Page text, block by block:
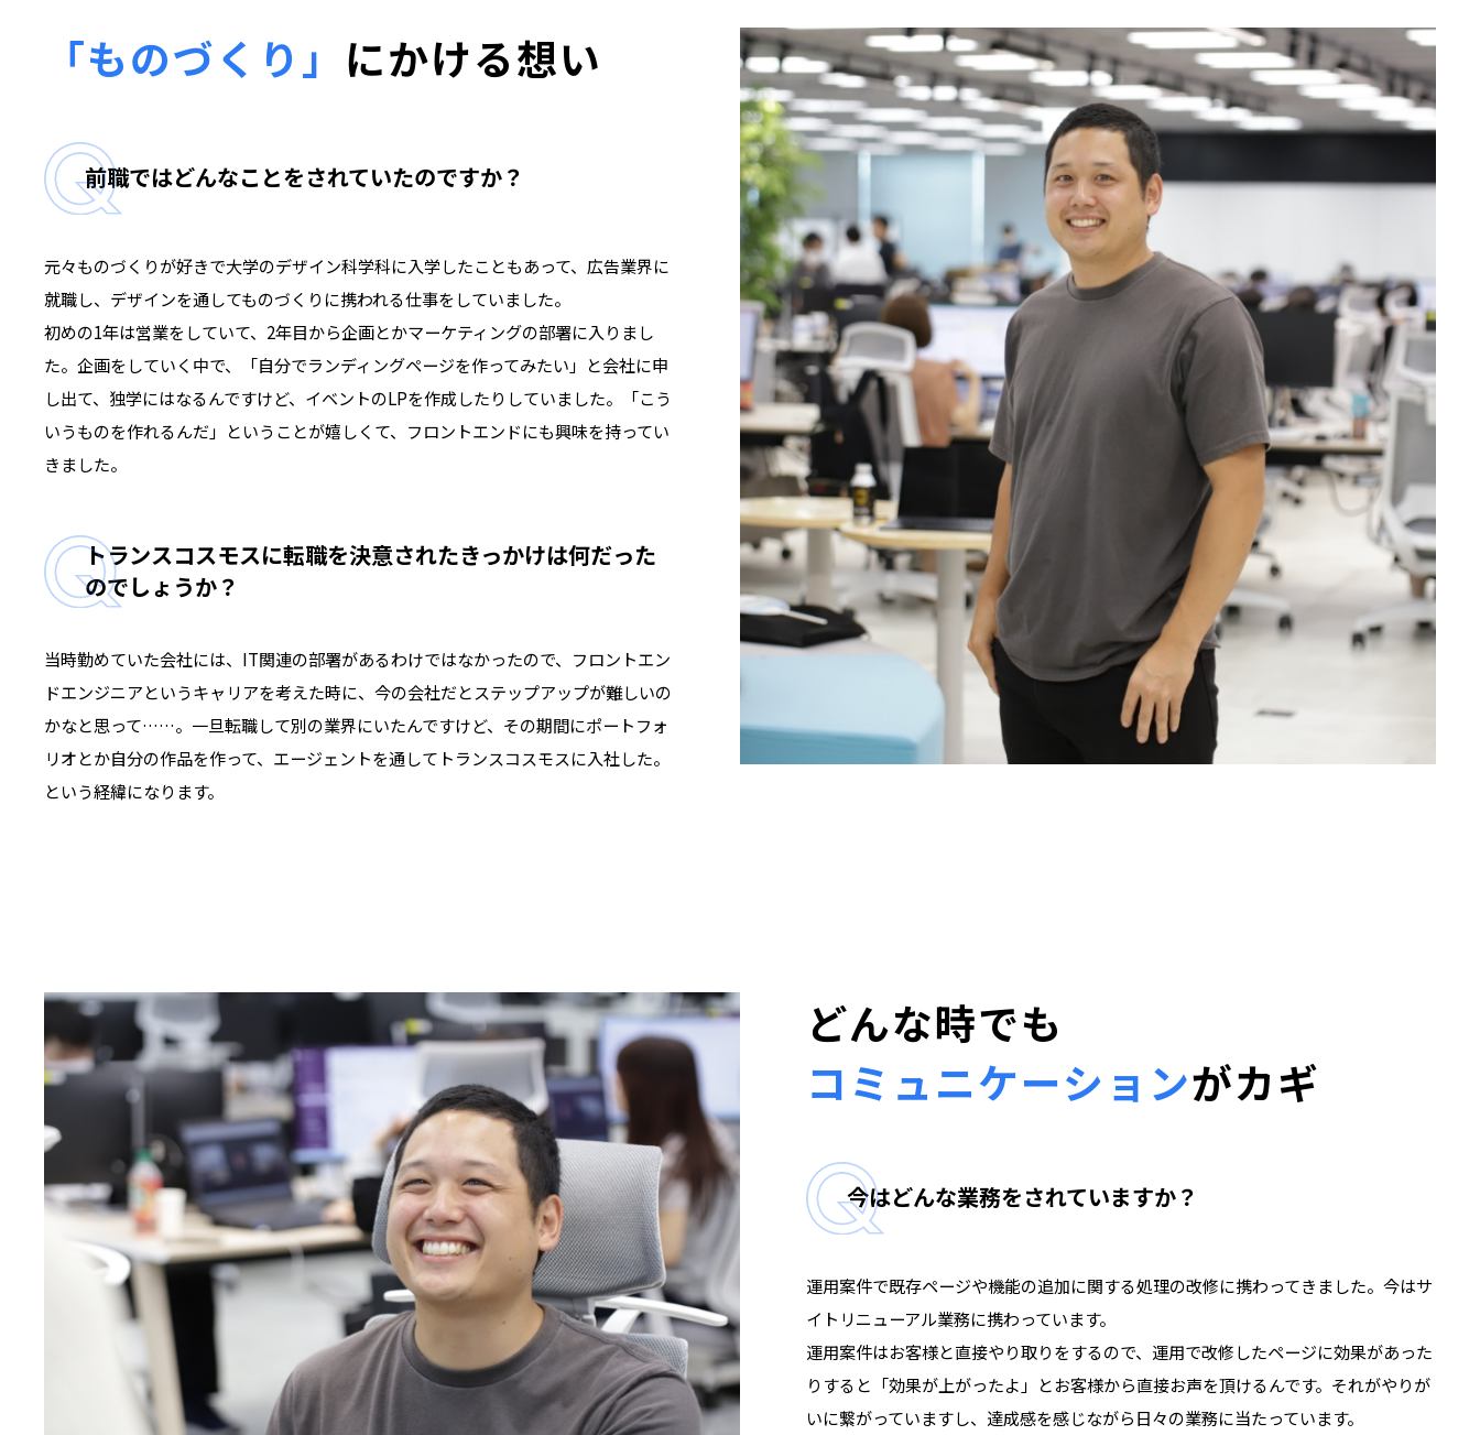
「ものづくり」 にかける想い
前職ではどんなことをされていたのですか？
元々ものづくりが好きで大学のデザイン科学科に入学したこともあって、広告業界に
就職し、デザインを通してものづくりに携われる仕事をしていました。
初めの1年は営業をしていて、2年目から企画とかマーケティングの部署に入りまし
た。企画をしていく中で、「自分でランディングページを作ってみたい」と会社に申
し出て、独学にはなるんですけど、イベントのLPを作成したりしていました。「こう
いうものを作れるんだ」ということが嬉しくて、フロントエンドにも興味を持ってい
きました。
トランスコスモスに転職を決意されたきっかけは何だった
のでしょうか？
当時勤めていた会社には、IT関連の部署があるわけではなかったので、フロントエン
ドエンジニアというキャリアを考えた時に、今の会社だとステップアップが難しいの
かなと思って……。一旦転職して別の業界にいたんですけど、その期間にポートフォ
リオとか自分の作品を作って、エージェントを通してトランスコスモスに入社した。
という経緯になります。
どんな時でも
コミュニケーションがカギ
今はどんな業務をされていますか？
運用案件で既存ページや機能の追加に関する処理の改修に携わってきました。今はサ
イトリニューアル業務に携わっています。
運用案件はお客様と直接やり取りをするので、運用で改修したページに効果があった
りすると「効果が上がったよ」とお客様から直接お声を頂けるんです。それがやりが
いに繋がっていますし、達成感を感じながら日々の業務に当たっています。